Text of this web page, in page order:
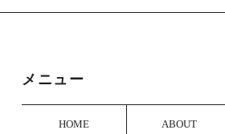
ましたし、大切な一品になってくれ
にありがとうございました。
メニュー
HOME ABOUT